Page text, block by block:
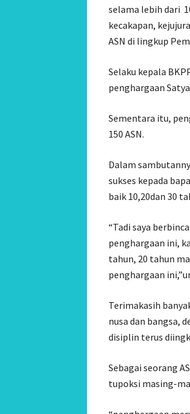
selama lebih dari
kecakapan,
ASN di lingkup
Selaku kepala
penghargaan
Sementara itu,
150 ASN.
Dalam
sukses kepada
baik 10,20dan 30
“Tadi saya
penghargaan ini,
tahun, 20 tahun
penghargaan
Terimakasih
nusa dan bangsa,
disiplin terus
Sebagai seorang
tupoksi masing-